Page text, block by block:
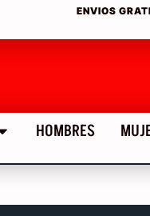
ENVIOS
HOMBRES